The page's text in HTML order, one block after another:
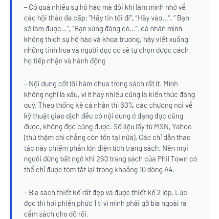
– Có quá nhiều sự hô hào mà đôi khi làm mình nhớ về
các hội thảo đa cấp: “Hãy tin tối đi”, “Hãy vào…”, “ Bạn
sẽ làm được…”, “Bạn xứng đáng có…”, cá nhân mình
không thích sự hô hào và khoa trương, hãy viết xuống
những tinh hoa và người đọc có sẽ tự chọn được cách
họ tiếp nhận và hành động
– Nội dung cốt lõi hàm chưa trong sách rất ít. Mình
không nghĩ là xấu, vì ít hay nhiều cũng là kiến thức đáng
quý. Theo thống kê cá nhân thì 60% các chương nói về
kỹ thuật giao dịch đều có nội dung ở dạng đọc cũng
được, không đọc cũng được. Số liệu lấy từ MSN, Yahoo
(thứ thậm chí chẳng còn tồn tại nữa), Các chỉ dẫn thao
tác này chiếm phần lớn diện tích trang sách. Nên mọi
người đừng bất ngờ khi 260 trang sách của Phil Town có
thể chỉ được tóm tắt lại trong khoảng 10 dòng A4.
– Bìa sách thiết kế rất đẹp và được thiết kế 2 lớp. Lúc
đọc thì hơi phiền phức 1 tí vì mình phải gỡ bìa ngoài ra
cầm sách cho đỡ rối.